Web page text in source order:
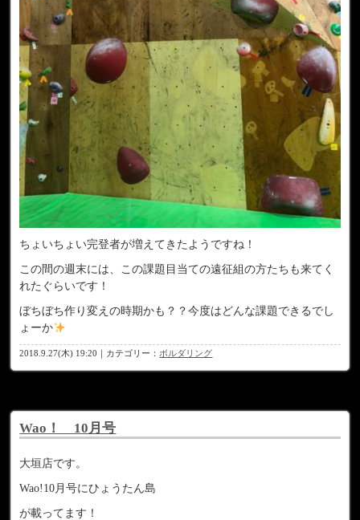
ちょいちょい完登者が増えてきたようですね！
この間の週末には、この課題目当ての遠征組の方たちも来てく
れたぐらいです！
ぼちぼち作り変えの時期かも？？今度はどんな課題できるでし
ょーか
2018.9.27(木) 19:20｜カテゴリー： ボルダリング
Wao！ 10月号
大垣店です。
Wao!10月号にひょうたん島
が載ってます！